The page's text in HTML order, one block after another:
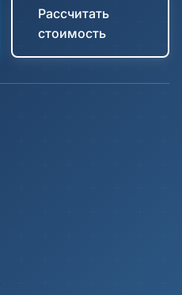
Рассчитать
стоимость